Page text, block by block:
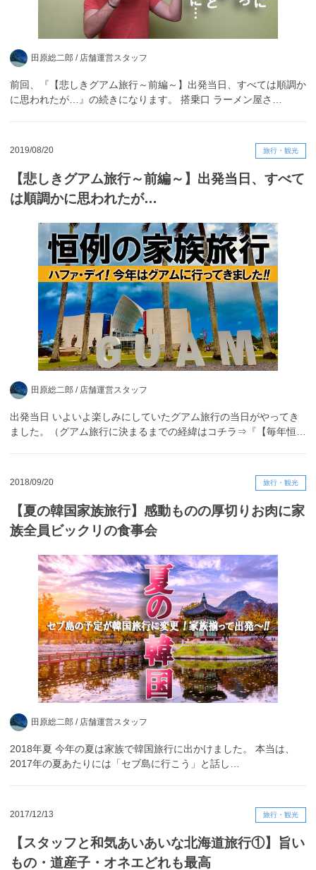
田原総二郎 / 店舗運営スタッフ
前回、『【悲しきグアム旅行～前編～】出発当日、すべては順調か
に思われたが…』の続きになります。 搭乗口 ラーメン屋さ…
2019/08/20 旅行・観光
【悲しきグアム旅行～前編～】出発当日、すべて
は順調かに思われたが…
田原総二郎 / 店舗運営スタッフ
出発当日 いよいよ楽しみにしていたグアム旅行の当日がやってき
ました。（グアム旅行に決まるまでの経緯はコチラ⇒『【毎年恒…
2018/09/20 旅行・観光
【夏の韓国家族旅行】感動ものの厚切りお肉に家
族全員ビックリの食事会
田原総二郎 / 店舗運営スタッフ
2018年夏 今年の夏は家族で韓国旅行に出かけました。 本当は、
2017年の夏あたりには「セブ島に行こう」と話し…
2017/12/13 旅行・観光
【スタッフと和気あいあいな北海道旅行①】旨い
もの・道産子・オネエどれも最高